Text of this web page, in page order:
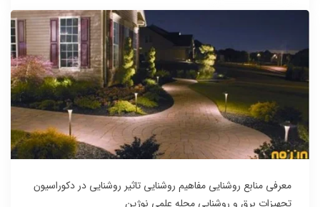
معرفی منابع روشنایی مفاهیم روشنایی تاثیر روشنایی در دکوراسیون
تجهیزات برق و روشنایی مجله علمی نوژین